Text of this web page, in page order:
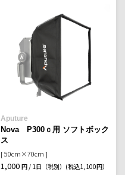
Aputure
Nova P300ｃ用 ソフトボック
ス
[ 50cm×70cm ]
1,000 円 / 1日（税別） (税込1,100円）